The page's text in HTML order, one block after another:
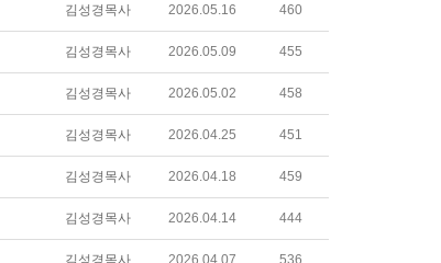
김성경목사 2026.05.16 460
김성경목사 2026.05.09 455
김성경목사 2026.05.02 458
김성경목사 2026.04.25 451
김성경목사 2026.04.18 459
김성경목사 2026.04.14 444
김성경목사 2026.04.07 536